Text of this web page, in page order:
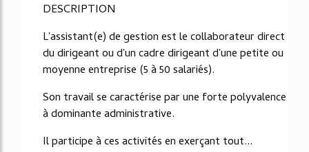
DESCRIPTION
L'assistant(e) de gestion est le collaborateur direct
du dirigeant ou d'un cadre dirigeant d'une petite ou
moyenne entreprise (5 à 50 salariés).
Son travail se caractérise par une forte polyvalence
à dominante administrative.
Il participe à ces activités en exerçant tout...